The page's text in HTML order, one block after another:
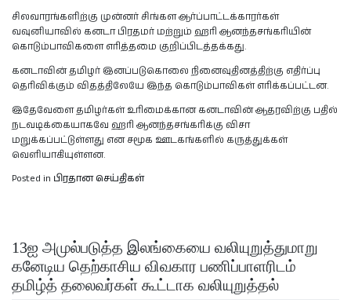
சிலவாரங்களிற்கு முன்னர் சிங்கள ஆர்ப்பாட்டக்காரர்கள்
வவுனியாவில் கனடா பிரதமர் மற்றும் ஹரி ஆனந்தசங்கரியின்
கொடும்பாவிகளை எரித்தமை குறிப்பிடத்தக்கது.
கனடாவின் தமிழர் இனப்படுகொலை நினைவுதினத்திற்கு எதிர்ப்பு
தெரிவிக்கும் விதத்திலேயே இந்த கொடும்பாவிகள் எரிக்கப்பட்டன.
இதேவேளை தமிழர்கள் உரிமைக்கான கனடாவின் ஆதரவிற்கு பதில்
நடவடிக்கையாகவே ஹரி ஆனந்தசங்கரிக்கு விசா
மறுக்கப்பட்டுள்ளது என சமூக ஊடகங்களில் கருத்துக்கள்
வெளியாகியுள்ளன.
Posted in பிரதான செய்திகள்
13ஐ அமுல்படுத்த இலங்கையை வலியுறுத்துமாறு
கனேடிய தெற்காசிய விவகார பணிப்பாளரிடம்
தமிழ்த் தலைவர்கள் கூட்டாக வலியுறுத்தல்